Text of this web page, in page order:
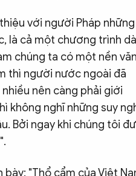
với người Pháp những
là cả một chương trình
chúng ta có một nền văn
thì người nước ngoài đã
nên càng phải giới
không nghĩ những suy
Bởi ngay khi chúng tôi
"Thổ cẩm của Việt